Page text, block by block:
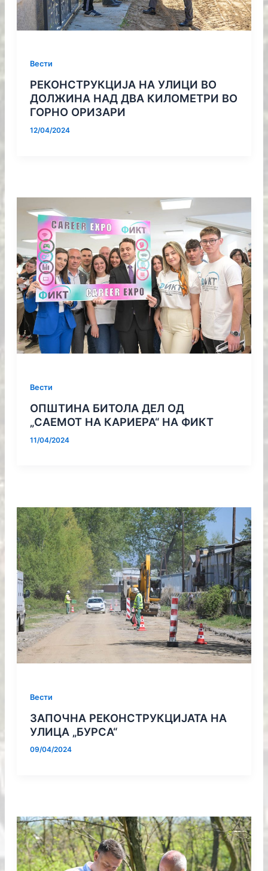
Вести
РЕКОНСТРУКЦИЈА НА УЛИЦИ ВО
ДОЛЖИНА НАД ДВА КИЛОМЕТРИ ВО
ГОРНО ОРИЗАРИ
12/04/2024
Вести
ОПШТИНА БИТОЛА ДЕЛ ОД
„САЕМОТ НА КАРИЕРА“ НА ФИКТ
11/04/2024
Вести
ЗАПОЧНА РЕКОНСТРУКЦИЈАТА НА
УЛИЦА „БУРСА“
09/04/2024